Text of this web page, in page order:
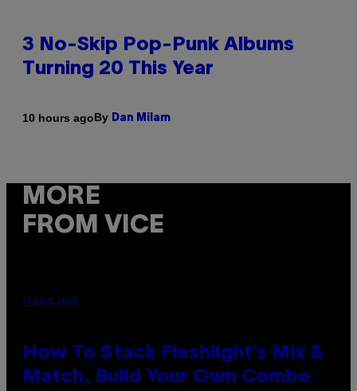
3 No-Skip Pop-Punk Albums
Turning 20 This Year
10 hours agoBy Dan Milam
MORE
FROM VICE
FLESHLIGHT
How To Stack Fleshlight’s Mix &
Match, Build Your Own Combo